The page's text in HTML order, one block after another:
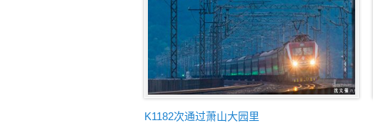
K1182次通过萧山大园里